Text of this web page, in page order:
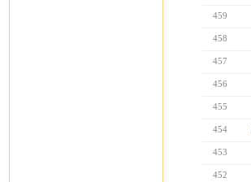
459
458
457
456
455
454
453
452